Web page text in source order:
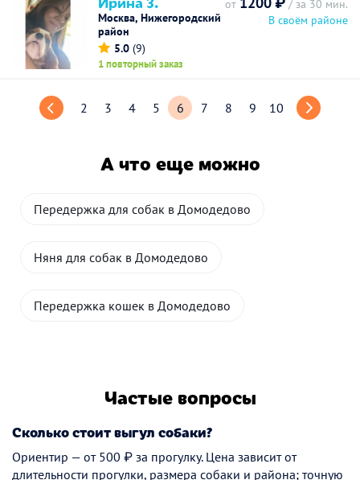
Москва, Нижегородский
район
5.0 (9)
1 повторный заказ
от
/ за 30 мин.
В своём районе
2 3 4 5 6 7 8 9 10
А что еще можно
Передержка для собак в Домодедово
Няня для собак в Домодедово
Передержка кошек в Домодедово
Частые вопросы
Сколько стоит выгул собаки?
Ориентир — от 500 ₽ за прогулку. Цена зависит от
длительности прогулки, размера собаки и района; точную